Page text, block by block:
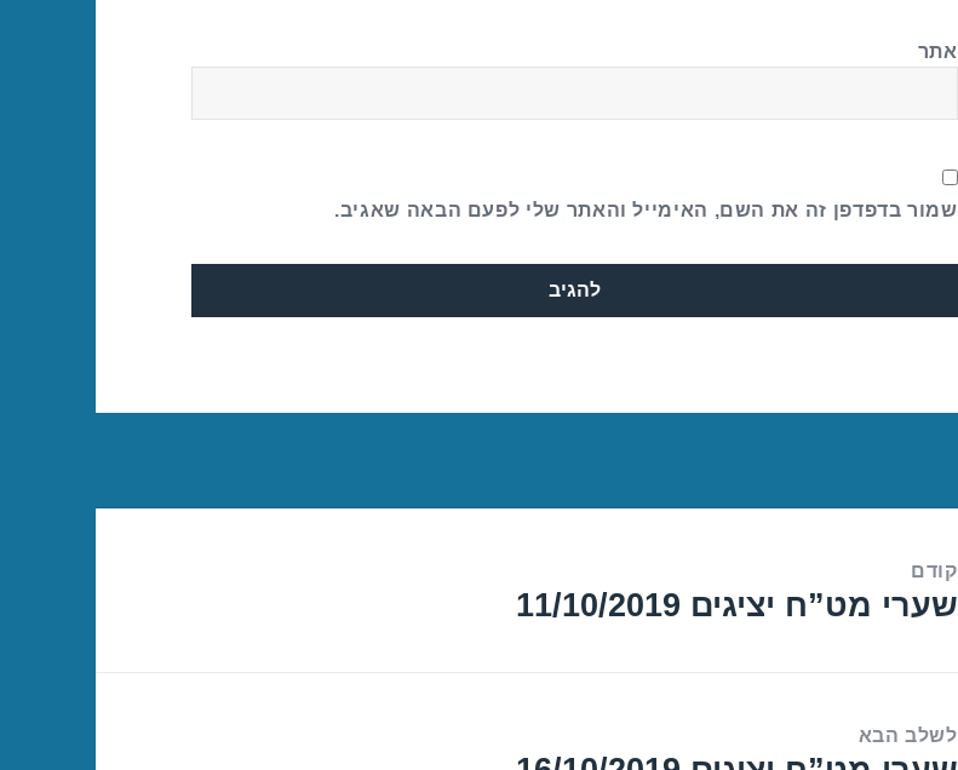
אתר
שמור בדפדפן זה את השם, האימייל והאתר שלי לפעם הבאה שאגיב.
קודם
הפוסט
שערי מט”ח יציגים 11/10/2019
לשלב הבא